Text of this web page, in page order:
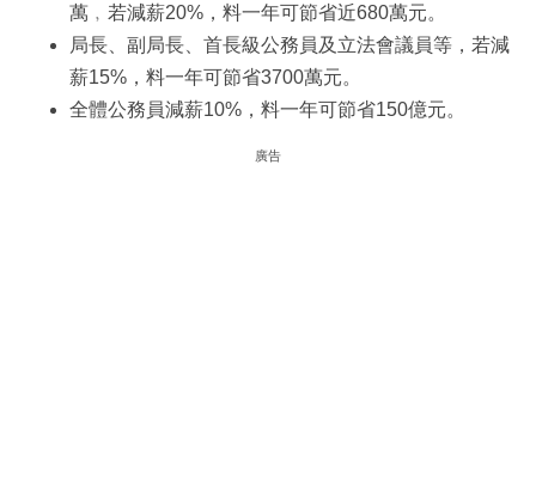
萬﹐若減薪20%，料一年可節省近680萬元。
局長、副局長、首長級公務員及立法會議員等，若減
薪15%，料一年可節省3700萬元。
全體公務員減薪10%，料一年可節省150億元。
廣告